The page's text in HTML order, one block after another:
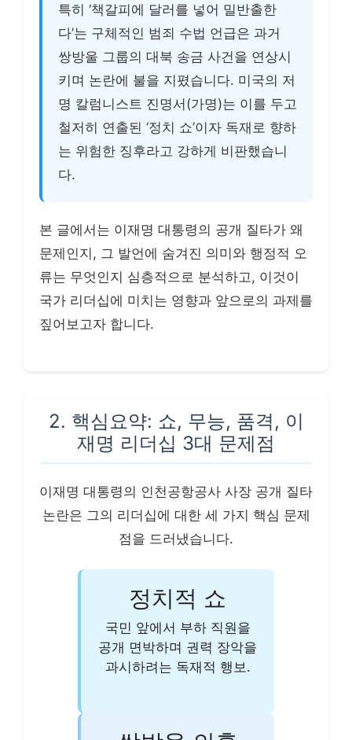
특히 ‘책갈피에 달러를 넣어 밀반출한
다’는 구체적인 범죄 수법 언급은 과거
쌍방울 그룹의 대북 송금 사건을 연상시
키며 논란에 불을 지폈습니다. 미국의 저
명 칼럼니스트 진명서(가명)는 이를 두고
철저히 연출된 ‘정치 쇼’이자 독재로 향하
는 위험한 징후라고 강하게 비판했습니
다.
본 글에서는 이재명 대통령의 공개 질타가 왜
문제인지, 그 발언에 숨겨진 의미와 행정적 오
류는 무엇인지 심층적으로 분석하고, 이것이
국가 리더십에 미치는 영향과 앞으로의 과제를
짚어보고자 합니다.
2. 핵심요약: 쇼, 무능, 품격, 이
재명 리더십 3대 문제점
이재명 대통령의 인천공항공사 사장 공개 질타
논란은 그의 리더십에 대한 세 가지 핵심 문제
점을 드러냈습니다.
정치적 쇼
국민 앞에서 부하 직원을
공개 면박하며 권력 장악을
과시하려는 독재적 행보.